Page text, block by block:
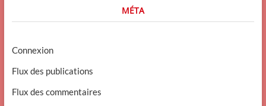
MÉTA
Connexion
Flux des publications
Flux des commentaires